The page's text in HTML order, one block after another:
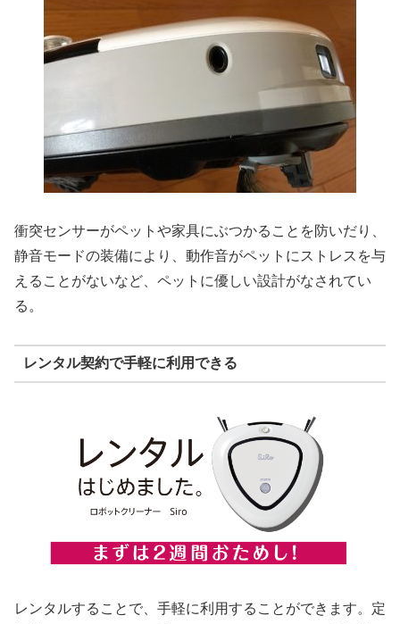
衝突センサーがペットや家具にぶつかることを防いだり、
静音モードの装備により、動作音がペットにストレスを与
えることがないなど、ペットに優しい設計がなされてい
る。
レンタル契約で手軽に利用できる
レンタルすることで、手軽に利用することができます。定